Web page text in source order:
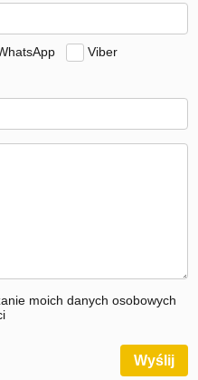
Viber
moich danych osobowych
Wyślij